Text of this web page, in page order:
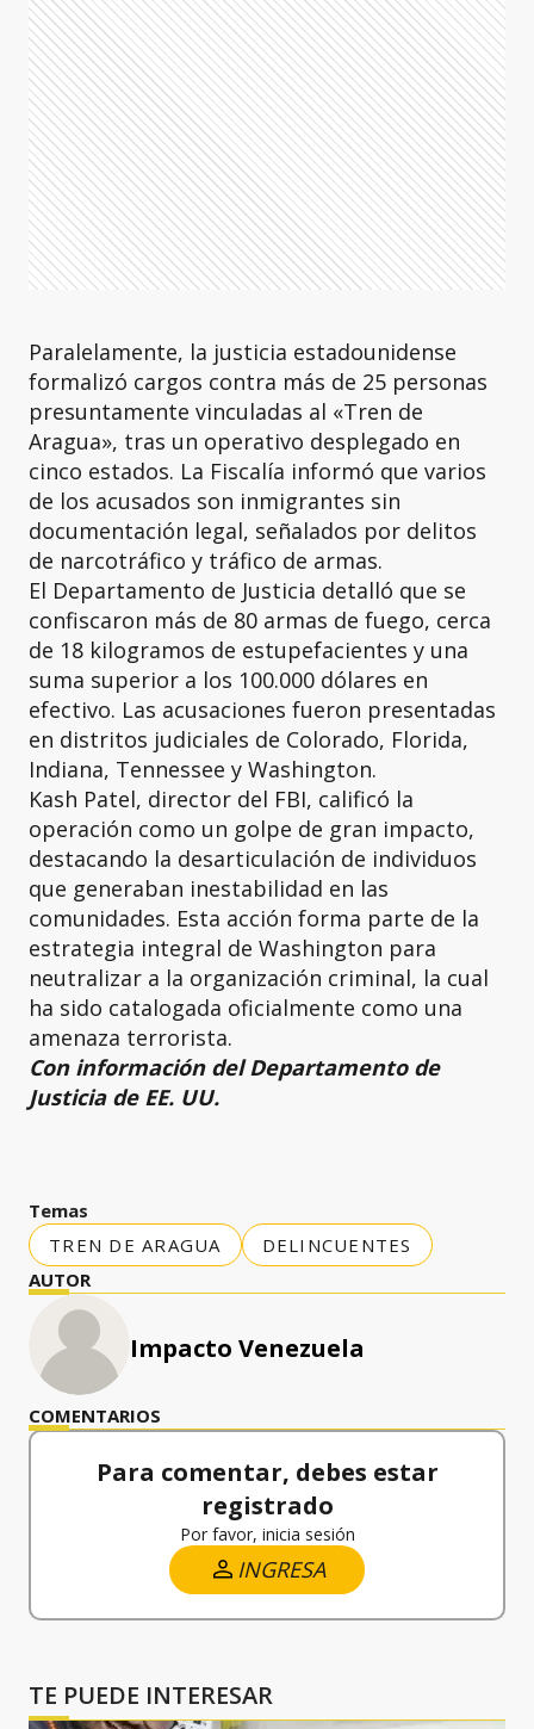
Paralelamente, la justicia estadounidense
formalizó cargos contra más de 25 personas
presuntamente vinculadas al «Tren de
Aragua», tras un operativo desplegado en
cinco estados. La Fiscalía informó que varios
de los acusados son inmigrantes sin
documentación legal, señalados por delitos
de narcotráfico y tráfico de armas.
El Departamento de Justicia detalló que se
confiscaron más de 80 armas de fuego, cerca
de 18 kilogramos de estupefacientes y una
suma superior a los 100.000 dólares en
efectivo. Las acusaciones fueron presentadas
en distritos judiciales de Colorado, Florida,
Indiana, Tennessee y Washington.
Kash Patel, director del FBI, calificó la
operación como un golpe de gran impacto,
destacando la desarticulación de individuos
que generaban inestabilidad en las
comunidades. Esta acción forma parte de la
estrategia integral de Washington para
neutralizar a la organización criminal, la cual
ha sido catalogada oficialmente como una
amenaza terrorista.
Con información del Departamento de
Justicia de EE. UU.
Temas
TREN DE ARAGUA
DELINCUENTES
AUTOR
Impacto Venezuela
COMENTARIOS
Para comentar, debes estar
registrado
Por favor, inicia sesión
INGRESA
TE PUEDE INTERESAR